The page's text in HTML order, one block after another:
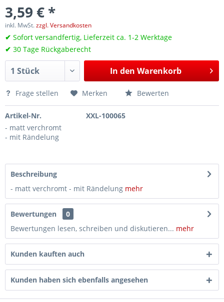
3,59 € *
inkl. MwSt.zzgl. Versandkosten
✔ Sofort versandfertig, Lieferzeit ca. 1-2 Werktage
✔ 30 Tage Rückgaberecht
In den Warenkorb
Frage stellen Merken Bewerten
Artikel-Nr.
XXL-100065
- matt verchromt
- mit Rändelung
Beschreibung
- matt verchromt - mit Rändelung mehr
Bewertungen
0
Bewertungen lesen, schreiben und diskutieren... mehr
Kunden kauften auch
Kunden haben sich ebenfalls angesehen